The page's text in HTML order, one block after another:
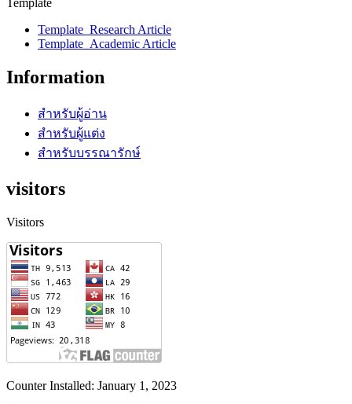
Template
Template_Research Article
Template_Academic Article
Information
สำหรับผู้อ่าน
สำหรับผู้แต่ง
สำหรับบรรณารักษ์
visitors
Visitors
Counter Installed: January 1, 2023